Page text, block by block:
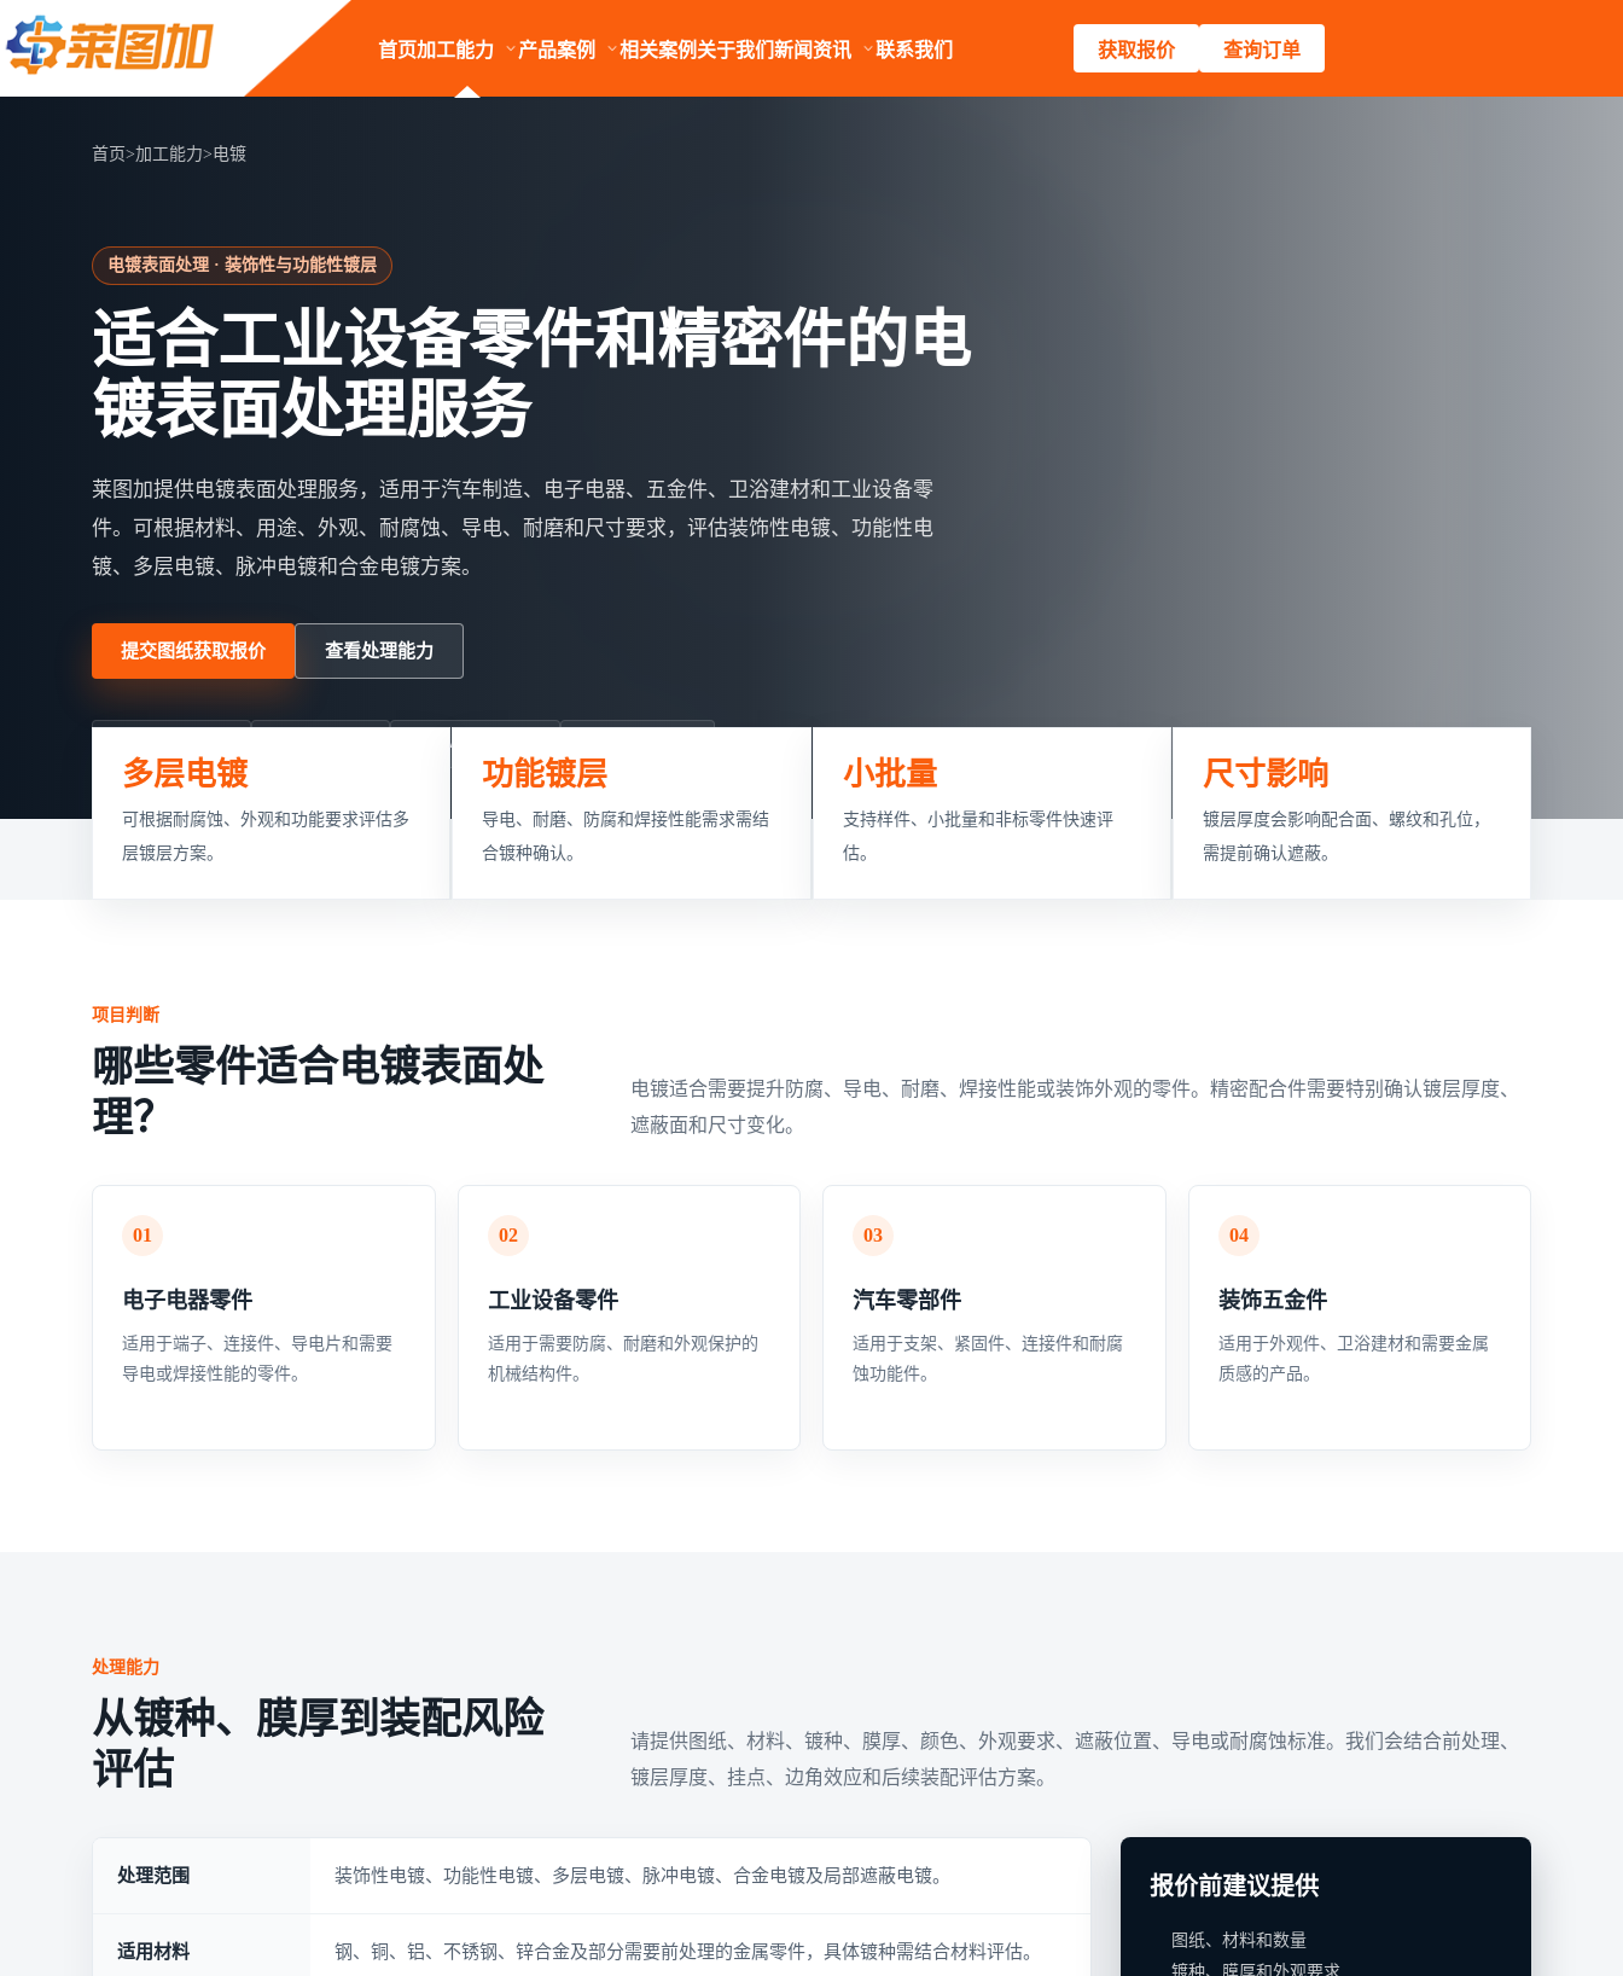
首页加工能力 产品案例 相关案例 关于我们新闻资讯 联系我们 获取报价 查询订单
首页>加工能力>电镀
电镀表面处理 · 装饰性与功能性镀层
适合工业设备零件和精密件的电
镀表面处理服务
莱图加提供电镀表面处理服务，适用于汽车制造、电子电器、五金件、卫浴建材和工业设备零
件。可根据材料、用途、外观、耐腐蚀、导电、耐磨和尺寸要求，评估装饰性电镀、功能性电
镀、多层电镀、脉冲电镀和合金电镀方案。
提交图纸获取报价 查看处理能力
支持小批量快速打样
多层电镀
可根据耐腐蚀、外观和功能要求评估多
层镀层方案。
功能镀层
导电、耐磨、防腐和焊接性能需求需结
合镀种确认。
小批量
支持样件、小批量和非标零件快速评
估。
尺寸影响
镀层厚度会影响配合面、螺纹和孔位，
需提前确认遮蔽。
项目判断
哪些零件适合电镀表面处
理？
电镀适合需要提升防腐、导电、耐磨、焊接性能或装饰外观的零件。精密配合件需要特别确认镀层厚度、
遮蔽面和尺寸变化。
01
电子电器零件
适用于端子、连接件、导电片和需要
导电或焊接性能的零件。
02
工业设备零件
适用于需要防腐、耐磨和外观保护的
机械结构件。
03
汽车零部件
适用于支架、紧固件、连接件和耐腐
蚀功能件。
04
装饰五金件
适用于外观件、卫浴建材和需要金属
质感的产品。
处理能力
从镀种、膜厚到装配风险
评估
请提供图纸、材料、镀种、膜厚、颜色、外观要求、遮蔽位置、导电或耐腐蚀标准。我们会结合前处理、
镀层厚度、挂点、边角效应和后续装配评估方案。
处理范围 装饰性电镀、功能性电镀、多层电镀、脉冲电镀、合金电镀及局部遮蔽电镀。
适用材料 钢、铜、铝、不锈钢、锌合金及部分需要前处理的金属零件，具体镀种需结合材料评估。
报价前建议提供
图纸、材料和数量
镀种、膜厚和外观要求